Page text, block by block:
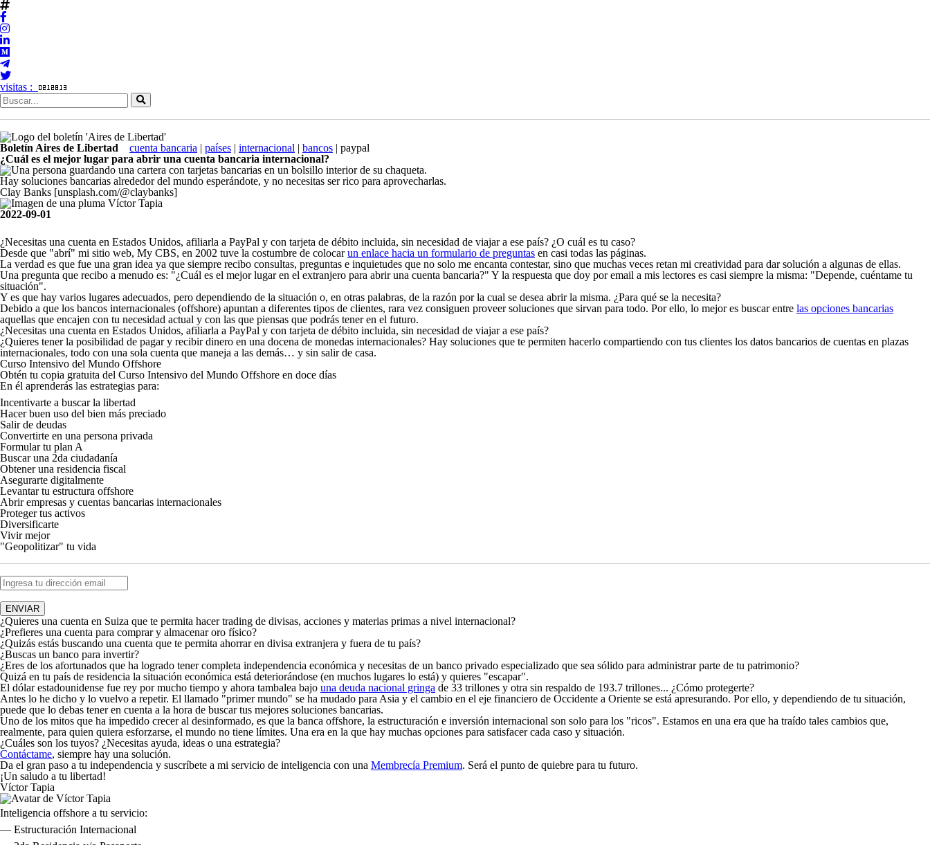
visitas :
Boletín Aires de Libertad cuenta bancaria | países | internacional | bancos | paypal
¿Cuál es el mejor lugar para abrir una cuenta bancaria internacional?
Hay soluciones bancarias alrededor del mundo esperándote, y no necesitas ser rico para aprovecharlas.
Clay Banks [unsplash.com/@claybanks]
Víctor Tapia
2022-09-01
¿Necesitas una cuenta en Estados Unidos, afiliarla a PayPal y con tarjeta de débito incluida, sin necesidad de viajar a ese país? ¿O cuál es tu caso?
Desde que "abrí" mi sitio web, My CBS, en 2002 tuve la costumbre de colocarun enlace hacia un formulario de preguntas en casi todas las páginas.
La verdad es que fue una gran idea ya que siempre recibo consultas, preguntas e inquietudes que no solo me encanta contestar, sino que muchas veces retan mi creatividad para dar solución a algunas de ellas.
Una pregunta que recibo a menudo es: "¿Cuál es el mejor lugar en el extranjero para abrir una cuenta bancaria?" Y la respuesta que doy por email a mis lectores es casi siempre la misma: "Depende, cuéntame tu
situación".
Y es que hay varios lugares adecuados, pero dependiendo de la situación o, en otras palabras, de la razón por la cual se desea abrir la misma. ¿Para qué se la necesita?
Debido a que los bancos internacionales (offshore) apuntan a diferentes tipos de clientes, rara vez consiguen proveer soluciones que sirvan para todo. Por ello, lo mejor es buscar entre las opciones bancarias
aquellas que encajen con tu necesidad actual y con las que piensas que podrás tener en el futuro.
¿Necesitas una cuenta en Estados Unidos, afiliarla a PayPal y con tarjeta de débito incluida, sin necesidad de viajar a ese país?
¿Quieres tener la posibilidad de pagar y recibir dinero en una docena de monedas internacionales? Hay soluciones que te permiten hacerlo compartiendo con tus clientes los datos bancarios de cuentas en plazas
internacionales, todo con una sola cuenta que maneja a las demás… y sin salir de casa.
Curso Intensivo del Mundo Offshore
Obtén tu copia gratuita del Curso Intensivo del Mundo Offshore en doce días
En él aprenderás las estrategias para:
Incentivarte a buscar la libertad
Hacer buen uso del bien más preciado
Salir de deudas
Convertirte en una persona privada
Formular tu plan A
Buscar una 2da ciudadanía
Obtener una residencia fiscal
Asegurarte digitalmente
Levantar tu estructura offshore
Abrir empresas y cuentas bancarias internacionales
Proteger tus activos
Diversificarte
Vivir mejor
"Geopolitizar" tu vida
¿Quieres una cuenta en Suiza que te permita hacertrading de divisas, acciones y materias primas a nivel internacional?
¿Prefieres una cuenta para comprar y almacenar oro físico?
¿Quizás estás buscando una cuenta que te permita ahorrar en divisa extranjera y fuera de tu país?
¿Buscas un banco para invertir?
¿Eres de los afortunados que ha logrado tener completa independencia económica y necesitas de un banco privado especializado que sea sólido para administrar parte de tu patrimonio?
Quizá en tu país de residencia la situación económica está deteriorándose (en muchos lugares lo está) y quieres "escapar".
El dólar estadounidense fue rey por mucho tiempo y ahora tambalea bajo una deuda nacional gringa de 33 trillones y otra sin respaldo de 193.7 trillones... ¿Cómo protegerte?
Antes lo he dicho y lo vuelvo a repetir. El llamado "primer mundo" se ha mudado para Asia y el cambio en el eje financiero de Occidente a Oriente se está apresurando. Por ello, y dependiendo de tu situación,
puede que lo debas tener en cuenta a la hora de buscar tus mejores soluciones bancarias.
Uno de los mitos que ha impedido crecer al desinformado, es que la banca offshore, la estructuración e inversión internacional son solo para los "ricos". Estamos en una era que ha traído tales cambios que,
realmente, para quien quiera esforzarse, el mundo no tiene límites. Una era en la que hay muchas opciones para satisfacer cada caso y situación.
¿Cuáles son los tuyos? ¿Necesitas ayuda, ideas o una estrategia?
Contáctame, siempre hay una solución.
Da el gran paso a tu independencia y suscríbete a mi servicio de inteligencia con una Membrecía Premium. Será el punto de quiebre para tu futuro.
¡Un saludo a tu libertad!
Víctor Tapia
Inteligencia offshore a tu servicio:
— Estructuración Internacional